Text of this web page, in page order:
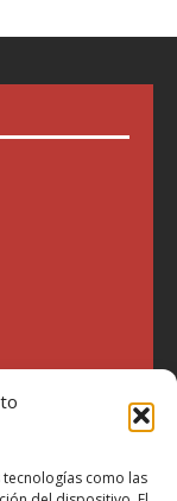
como las
y desde el
medios.
lo que me